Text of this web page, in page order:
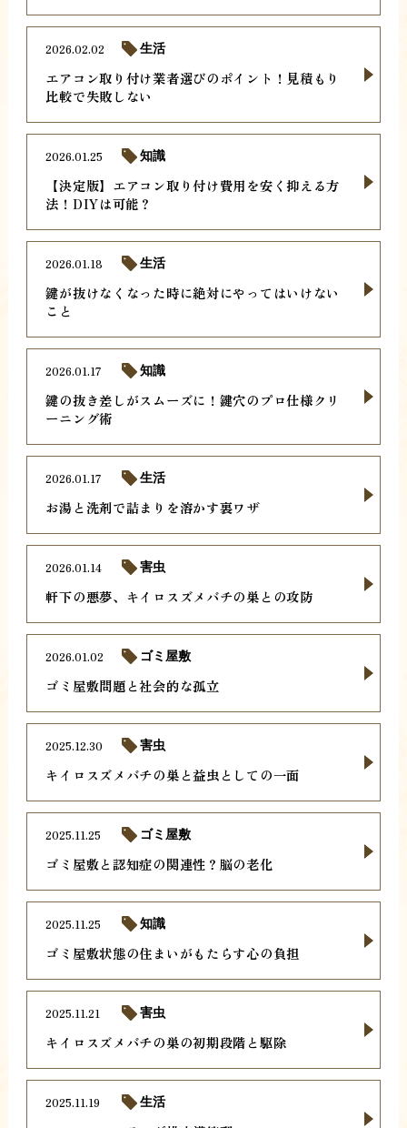
エアコン取り付け業者選びのポイント！見積もり
比較で失敗しない
2026.02.02 生活
【決定版】エアコン取り付け費用を安く抑える方
法！DIYは可能？
2026.01.25 知識
鍵が抜けなくなった時に絶対にやってはいけない
こと
2026.01.18 生活
鍵の抜き差しがスムーズに！鍵穴のプロ仕様クリ
ーニング術
2026.01.17 知識
お湯と洗剤で詰まりを溶かす裏ワザ
2026.01.17 生活
軒下の悪夢、キイロスズメバチの巣との攻防
2026.01.14 害虫
ゴミ屋敷問題と社会的な孤立
2026.01.02 ゴミ屋敷
キイロスズメバチの巣と益虫としての一面
2025.12.30 害虫
ゴミ屋敷と認知症の関連性？脳の老化
2025.11.25 ゴミ屋敷
ゴミ屋敷状態の住まいがもたらす心の負担
2025.11.25 知識
キイロスズメバチの巣の初期段階と駆除
2025.11.21 害虫
2025.11.19 生活